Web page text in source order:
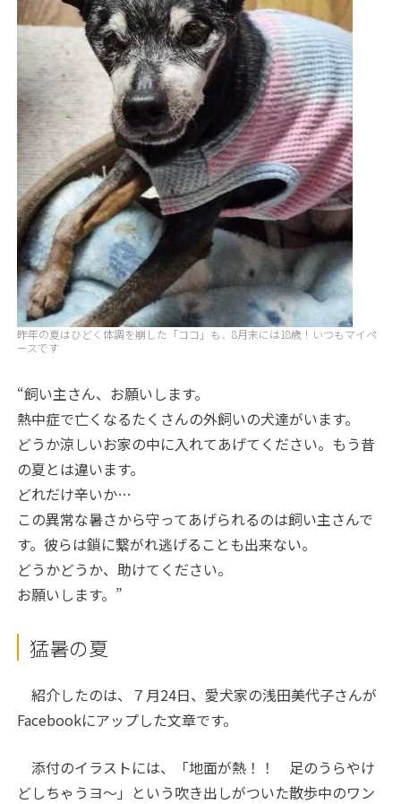
昨年の夏はひどく体調を崩した「ココ」も、8月末には18歳！いつもマイペ
ースです
“飼い主さん、お願いします。
熱中症で亡くなるたくさんの外飼いの犬達がいます。
どうか涼しいお家の中に入れてあげてください。もう昔
の夏とは違います。
どれだけ辛いか…
この異常な暑さから守ってあげられるのは飼い主さんで
す。彼らは鎖に繋がれ逃げることも出来ない。
どうかどうか、助けてください。
お願いします。”
猛暑の夏
紹介したのは、７月24日、愛犬家の浅田美代子さんが
Facebookにアップした文章です。
添付のイラストには、「地面が熱！！ 足のうらやけ
どしちゃうヨ～」という吹き出しがついた散歩中のワン